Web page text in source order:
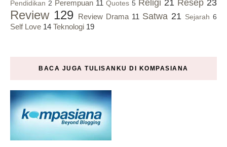
Pendidikan 2 Perempuan 11 Quotes 5 Religi 21 Resep 23
Review 129 Review Drama 11 Satwa 21 Sejarah 6
Self Love 14 Teknologi 19
BACA JUGA TULISANKU DI KOMPASIANA